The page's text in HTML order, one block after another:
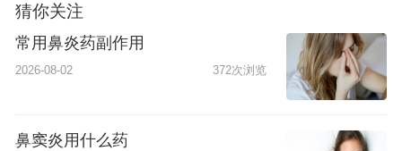
猜你关注
常用鼻炎药副作用
2026-08-02 372次浏览
鼻窦炎用什么药